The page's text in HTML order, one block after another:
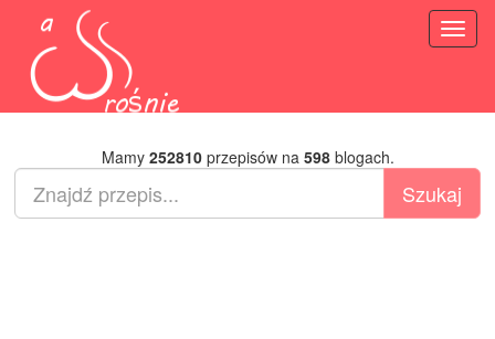
Mamy 252810przepisów na 598blogach.